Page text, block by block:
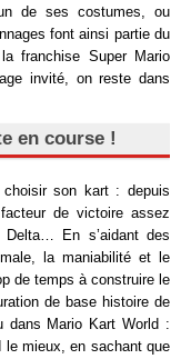
de ses costumes, ou
font ainsi partie du
franchise Super Mario
invité, on reste dans
en course !
son kart : depuis
de victoire assez
En s’aidant des
la maniabilité et le
de temps à construire le
de base histoire de
dans Mario Kart World :
mieux, en sachant que